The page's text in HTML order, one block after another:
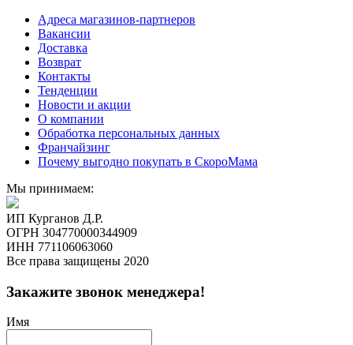
Адреса магазинов-партнеров
Вакансии
Доставка
Возврат
Контакты
Тенденции
Новости и акции
О компании
Обработка персональных данных
Франчайзинг
Почему выгодно покупать в СкороМама
Мы принимаем:
ИП Курганов Д.Р.
ОГРН 304770000344909
ИНН 771106063060
Все права защищены 2020
Закажите звонок менеджера!
Имя